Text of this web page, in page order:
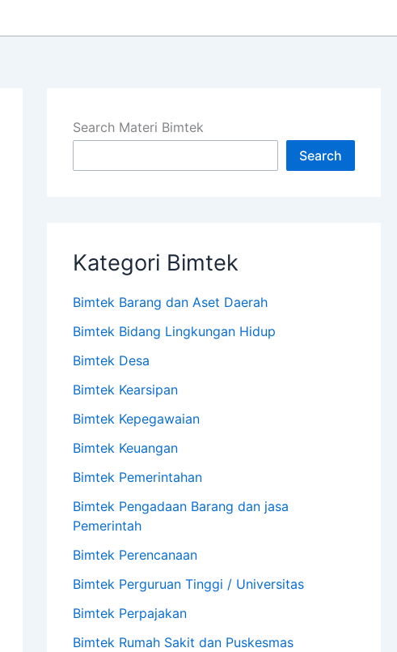
Search Materi Bimtek
Search
Kategori Bimtek
Bimtek Barang dan Aset Daerah
Bimtek Bidang Lingkungan Hidup
Bimtek Desa
Bimtek Kearsipan
Bimtek Kepegawaian
Bimtek Keuangan
Bimtek Pemerintahan
Bimtek Pengadaan Barang dan jasa
Pemerintah
Bimtek Perencanaan
Bimtek Perguruan Tinggi / Universitas
Bimtek Perpajakan
Bimtek Rumah Sakit dan Puskesmas